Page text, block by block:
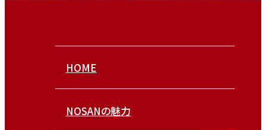
HOME
NOSANの魅力